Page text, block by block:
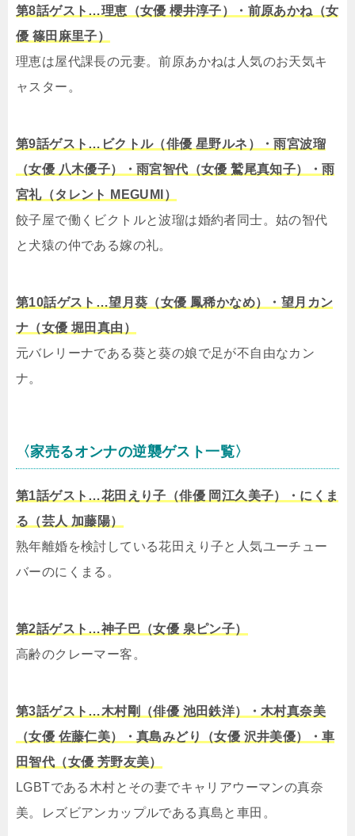
第8話ゲスト…理恵（女優 櫻井淳子）・前原あかね（女
優 篠田麻里子）
理恵は屋代課長の元妻。前原あかねは人気のお天気キ
ャスター。
第9話ゲスト…ビクトル（俳優 星野ルネ）・雨宮波瑠
（女優 八木優子）・雨宮智代（女優 鷲尾真知子）・雨
宮礼（タレント MEGUMI）
餃子屋で働くビクトルと波瑠は婚約者同士。姑の智代
と犬猿の仲である嫁の礼。
第10話ゲスト…望月葵（女優 鳳稀かなめ）・望月カン
ナ（女優 堀田真由）
元バレリーナである葵と葵の娘で足が不自由なカン
ナ。
〈家売るオンナの逆襲ゲスト一覧〉
第1話ゲスト…花田えり子（俳優 岡江久美子）・にくま
る（芸人 加藤陽）
熟年離婚を検討している花田えり子と人気ユーチュー
バーのにくまる。
第2話ゲスト…神子巴（女優 泉ピン子）
高齢のクレーマー客。
第3話ゲスト…木村剛（俳優 池田鉄洋）・木村真奈美
（女優 佐藤仁美）・真島みどり（女優 沢井美優）・車
田智代（女優 芳野友美）
LGBTである木村とその妻でキャリアウーマンの真奈
美。レズビアンカップルである真島と車田。